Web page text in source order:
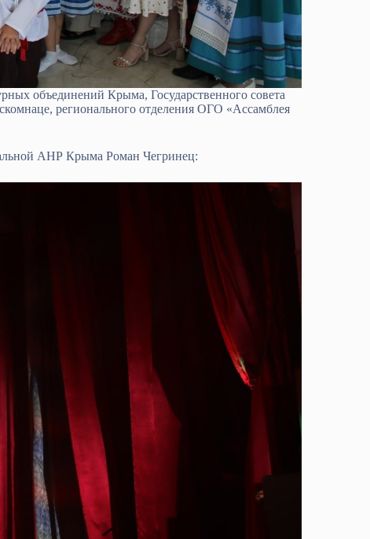
объединений Крыма, Государственного совета
регионального отделения ОГО «Ассамблея
АНР Крыма Роман Чегринец: